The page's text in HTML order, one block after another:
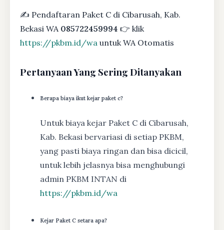
✍ Pendaftaran Paket C di Cibarusah, Kab.
Bekasi WA 085722459994 👉 klik
https://pkbm.id/wa untuk WA Otomatis
Pertanyaan Yang Sering Ditanyakan
Berapa biaya ikut kejar paket c?
Untuk biaya kejar Paket C di Cibarusah,
Kab. Bekasi bervariasi di setiap PKBM,
yang pasti biaya ringan dan bisa dicicil,
untuk lebih jelasnya bisa menghubungi
admin PKBM INTAN di
https://pkbm.id/wa
Kejar Paket C setara apa?